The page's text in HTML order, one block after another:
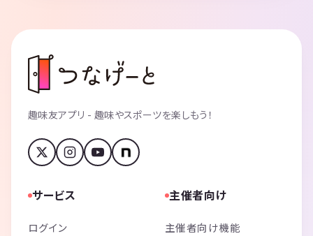
趣味友アプリ - 趣味やスポーツを楽しもう！
サービス
ログイン
主催者向け
主催者向け機能